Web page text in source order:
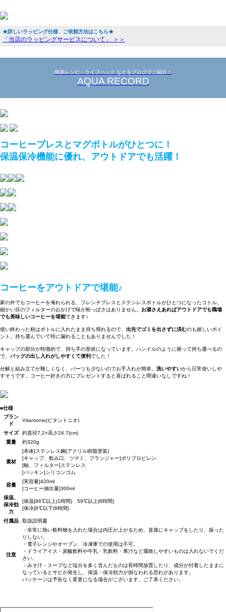
★詳しいラッピング仕様、ご依頼方法はこちら★
「当店のラッピングサービスについて」 ＞＞
簡単レシピ・ライフハック などをブログでご紹介！
AQUA RECORD
コーヒープレスとマグボトルがひとつに！
保温保冷機能に優れ、アウトドアでも活躍！
コーヒーをアウトドアで堪能♪
家の外でもコーヒーを淹れられる、フレンチプレスとステンレスボトルがひとつになったコトル。
細かい目のフィルターのおかげで味が粉っぽさはありません。 お湯さえあればアウトドアでも職場
でも美味しいコーヒーを堪能できます♪
使い終わった粉はボトルに入れたまま持ち帰れるので、 出先でゴミを出さずに済むのも嬉しいポイ
ント。持ち運んでいて特に漏れることもありませんでした！
キャップの部分が特徴的で、持ち手の形状になっています。ハンドルのように握って持ち運べるの
で、 バッグの出し入れがしやすくて便利でした！
分解と組み立てが難しくなく、パーツも少ないのでお手入れが簡単。 洗いやすいから日常使いしや
すそうです。コーヒー好きの方にプレゼントすると喜ばれること間違いなしですね！
■仕様
ブラン
ド
Vitantonio(ビタントニオ)
サイズ
約直径7.2×高さ24.7(cm)
重量
約320g
素材
[本体]ステンレス鋼(アクリル樹脂塗装)
[キャップ、飲み口、ツマミ、プランジャー]ポリプロピレン
[軸、フィルター]ステンレス
[パッキン]シリコンゴム
容量
[実容量]420ml
[コーヒー抽出量]300ml
保温、
保冷効
力
[保温]86℃以上(1時間) 59℃以上(6時間)
[保冷]8℃以下(6時間)
付属品 取扱説明書
注意
・非常に熱い飲料物を入れた場合は内圧が上がるため、直後にキャップをしたり、振った
りしない。
・電子レンジやオーブン、冷凍庫での使用は不可。
・ドライアイス・炭酸飲料や牛乳・乳飲料・果汁など腐敗しやすいものは入れないでくだ
さい。
・みそ汁・スープなど塩分を多く含んだものは長時間放置したり、成分が付着したままに
なっているとサビが発生し、保温・保冷効力が損なわれる恐れがあります。
パッケージは予告なく変更になる場合がございます。ご了承ください。